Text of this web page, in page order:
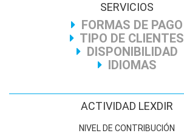
SERVICIOS
FORMAS DE PAGO
TIPO DE CLIENTES
DISPONIBILIDAD
IDIOMAS
ACTIVIDAD LEXDIR
NIVEL DE CONTRIBUCIÓN